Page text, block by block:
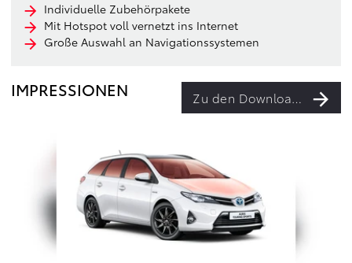
Individuelle Zubehörpakete
Mit Hotspot voll vernetzt ins Internet
Große Auswahl an Navigationssystemen
IMPRESSIONEN Zu den Downloads